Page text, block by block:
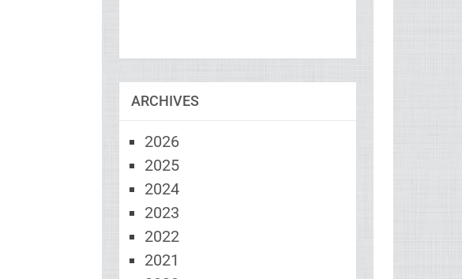
ARCHIVES
2026
2025
2024
2023
2022
2021